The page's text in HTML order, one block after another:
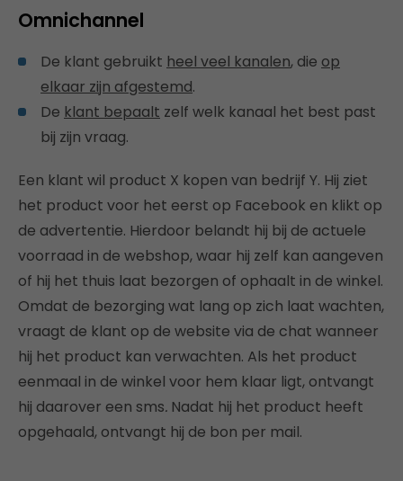
Omnichannel
De klant gebruikt heel veel kanalen, die op
elkaar zijn afgestemd.
De klant bepaalt zelf welk kanaal het best past
bij zijn vraag.
Een klant wil product X kopen van bedrijf Y. Hij ziet
het product voor het eerst op Facebook en klikt op
de advertentie. Hierdoor belandt hij bij de actuele
voorraad in de webshop, waar hij zelf kan aangeven
of hij het thuis laat bezorgen of ophaalt in de winkel.
Omdat de bezorging wat lang op zich laat wachten,
vraagt de klant op de website via de chat wanneer
hij het product kan verwachten. Als het product
eenmaal in de winkel voor hem klaar ligt, ontvangt
hij daarover een sms. Nadat hij het product heeft
opgehaald, ontvangt hij de bon per mail.